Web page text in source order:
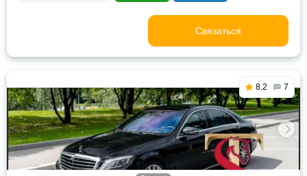
Связаться
8.2 7